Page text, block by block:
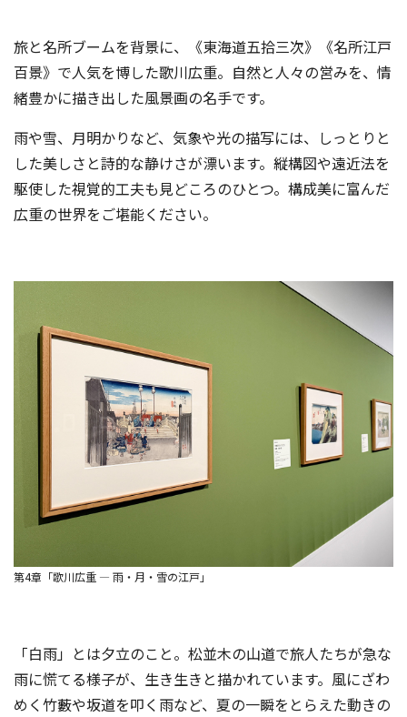
旅と名所ブームを背景に、《東海道五拾三次》《名所江戸
百景》で人気を博した歌川広重。自然と人々の営みを、情
緒豊かに描き出した風景画の名手です。
雨や雪、月明かりなど、気象や光の描写には、しっとりと
した美しさと詩的な静けさが漂います。縦構図や遠近法を
駆使した視覚的工夫も見どころのひとつ。構成美に富んだ
広重の世界をご堪能ください。
第4章「歌川広重 ― 雨・月・雪の江戸」
「白雨」とは夕立のこと。松並木の山道で旅人たちが急な
雨に慌てる様子が、生き生きと描かれています。風にざわ
めく竹藪や坂道を叩く雨など、夏の一瞬をとらえた動きの